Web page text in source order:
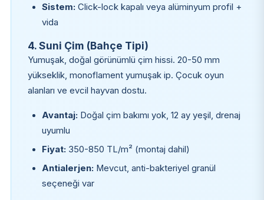
Sistem: Click-lock kapalı veya alüminyum profil +
vida
4. Suni Çim (Bahçe Tipi)
Yumuşak, doğal görünümlü çim hissi. 20-50 mm
yükseklik, monoflament yumuşak ip. Çocuk oyun
alanları ve evcil hayvan dostu.
Avantaj: Doğal çim bakımı yok, 12 ay yeşil, drenaj
uyumlu
Fiyat: 350-850 TL/m² (montaj dahil)
Antialerjen: Mevcut, anti-bakteriyel granül
seçeneği var